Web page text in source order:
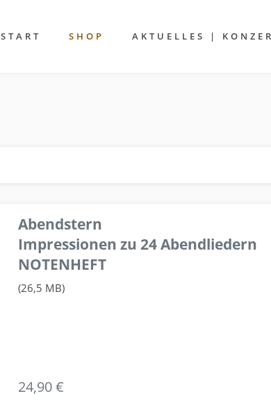
START SHOP AKTUELLES |
Abendstern
Impressionen zu 24 Abendliedern
NOTENHEFT
(26,5 MB)
24,90 €